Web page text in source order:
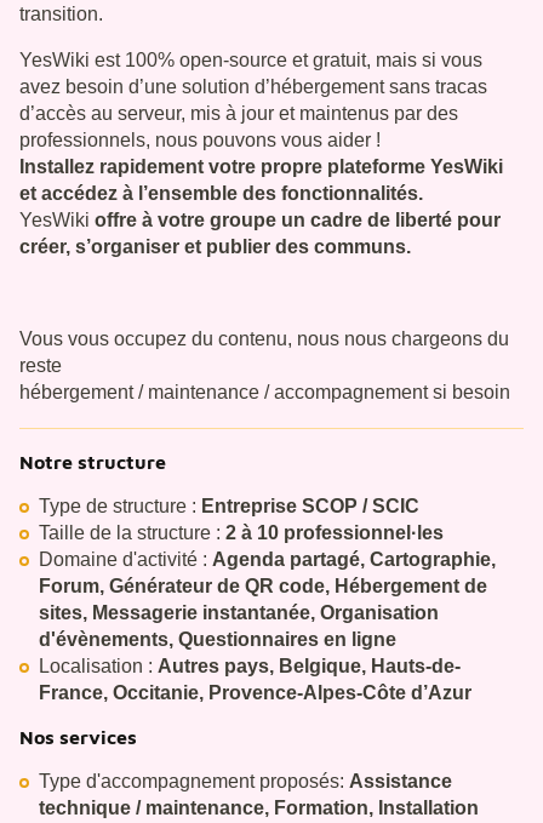
transition.
YesWiki est 100% open-source et gratuit, mais si vous
avez besoin d’une solution d’hébergement sans tracas
d’accès au serveur, mis à jour et maintenus par des
professionnels, nous pouvons vous aider !
Installez rapidement votre propre plateforme YesWiki
et accédez à l’ensemble des fonctionnalités.
YesWiki offre à votre groupe un cadre de liberté pour
créer, s’organiser et publier des communs.
Vous vous occupez du contenu, nous nous chargeons du
reste
hébergement / maintenance / accompagnement si besoin
Notre structure
Type de structure : Entreprise SCOP / SCIC
Taille de la structure : 2 à 10 professionnel·les
Domaine d'activité : Agenda partagé, Cartographie,
Forum, Générateur de QR code, Hébergement de
sites, Messagerie instantanée, Organisation
d'évènements, Questionnaires en ligne
Localisation : Autres pays, Belgique, Hauts-de-
France, Occitanie, Provence-Alpes-Côte d’Azur
Nos services
Type d'accompagnement proposés: Assistance
technique / maintenance, Formation, Installation